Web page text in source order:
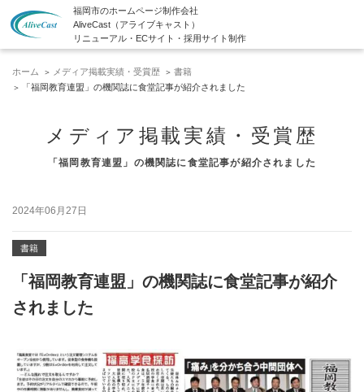
福岡市のホームページ制作会社
AliveCast（アライブキャスト）
リニューアル・ECサイト・採用サイト制作
ホーム メディア掲載実績・受賞歴
書籍
「福岡教育連盟」の機関誌に食堂記事が紹介されました
メディア掲載実績・受賞歴
「福岡教育連盟」の機関誌に食堂記事が紹介されました
2024年06月27日
書籍
「福岡教育連盟」の機関誌に食堂記事が紹介
されました